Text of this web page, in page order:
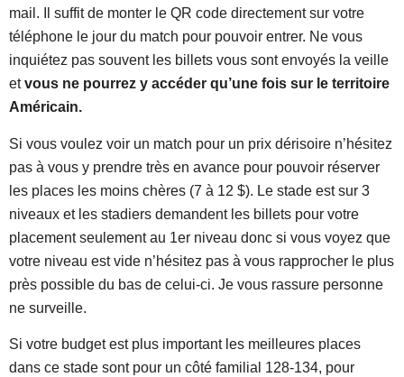
mail. Il suffit de monter le QR code directement sur votre
téléphone le jour du match pour pouvoir entrer. Ne vous
inquiétez pas souvent les billets vous sont envoyés la veille
etvous ne pourrez y accéder qu’une fois sur le territoire
Américain.
Si vous voulez voir un match pour un prix dérisoire n’hésitez
pas à vous y prendre très en avance pour pouvoir réserver
les places les moins chères (7 à 12 $). Le stade est sur 3
niveaux et les stadiers demandent les billets pour votre
placement seulement au 1er niveau donc si vous voyez que
votre niveau est vide n’hésitez pas à vous rapprocher le plus
près possible du bas de celui-ci. Je vous rassure personne
ne surveille.
Si votre budget est plus important les meilleures places
dans ce stade sont pour un côté familial 128-134, pour